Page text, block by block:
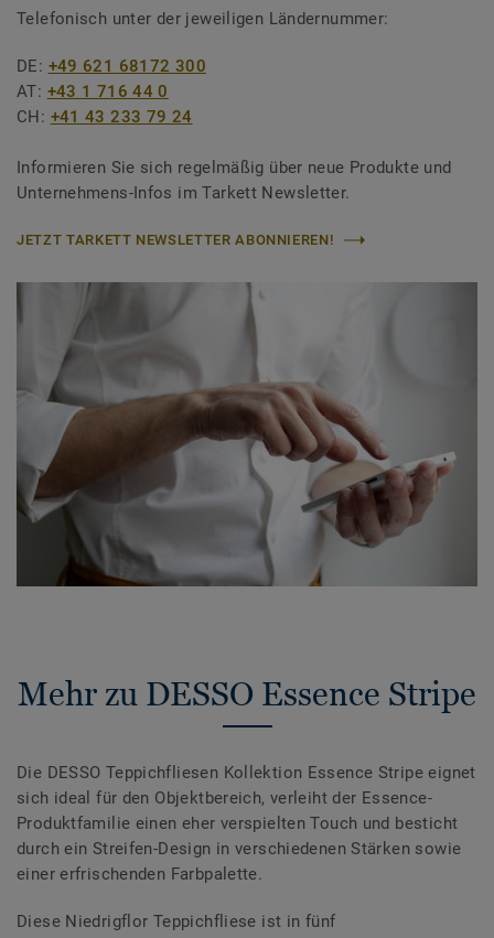
Telefonisch unter der jeweiligen Ländernummer:
DE: +49 621 68172 300
AT: +43 1 716 44 0
CH: +41 43 233 79 24
Informieren Sie sich regelmäßig über neue Produkte und
Unternehmens-Infos im Tarkett Newsletter.
JETZT TARKETT NEWSLETTER ABONNIEREN!
Mehr zu DESSO Essence Stripe
Die DESSO Teppichfliesen Kollektion Essence Stripe eignet
sich ideal für den Objektbereich, verleiht der Essence-
Produktfamilie einen eher verspielten Touch und besticht
durch ein Streifen-Design in verschiedenen Stärken sowie
einer erfrischenden Farbpalette.
Diese Niedrigflor Teppichfliese ist in fünf